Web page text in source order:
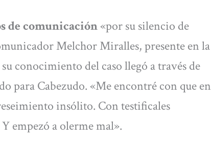
de comunicación«por su silencio de
Melchor Miralles, presente en la
conocimiento del caso llegó a través de
para Cabezudo. «Me encontré con que en
insólito. Con testificales
empezó a olerme mal».